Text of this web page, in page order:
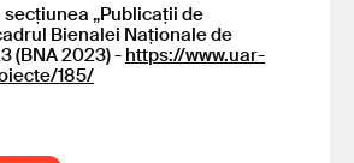
„Publicații de
Bienalei Naționale de
(BNA 2023) - https://www.uar-
185/